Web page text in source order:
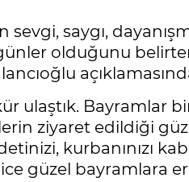
sevgi, saygı,
olduğunu
ulaştık. Bayramlar
ziyaret edildiği
kurbanınızı
güzel bayramlara